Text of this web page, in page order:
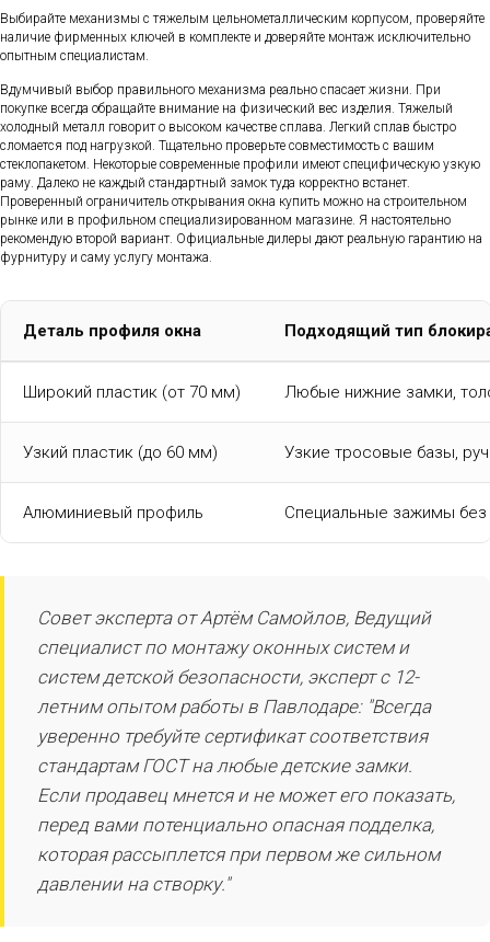
Выбирайте механизмы с тяжелым цельнометаллическим корпусом, проверяйте
наличие фирменных ключей в комплекте и доверяйте монтаж исключительно
опытным специалистам.
Вдумчивый выбор правильного механизма реально спасает жизни. При
покупке всегда обращайте внимание на физический вес изделия. Тяжелый
холодный металл говорит о высоком качестве сплава. Легкий сплав быстро
сломается под нагрузкой. Тщательно проверьте совместимость с вашим
стеклопакетом. Некоторые современные профили имеют специфическую узкую
раму. Далеко не каждый стандартный замок туда корректно встанет.
Проверенный ограничитель открывания окна купить можно на строительном
рынке или в профильном специализированном магазине. Я настоятельно
рекомендую второй вариант. Официальные дилеры дают реальную гарантию на
фурнитуру и саму услугу монтажа.
Деталь профиля окна Подходящий тип
Широкий пластик (от 70 мм) Любые нижние замки,
Узкий пластик (до 60 мм) Узкие тросовые базы,
Алюминиевый профиль Специальные зажимы без
Совет эксперта от Артём Самойлов, Ведущий
специалист по монтажу оконных систем и
систем детской безопасности, эксперт с 12-
летним опытом работы в Павлодаре: "Всегда
уверенно требуйте сертификат соответствия
стандартам ГОСТ на любые детские замки.
Если продавец мнется и не может его показать,
перед вами потенциально опасная подделка,
которая рассыплется при первом же сильном
давлении на створку."